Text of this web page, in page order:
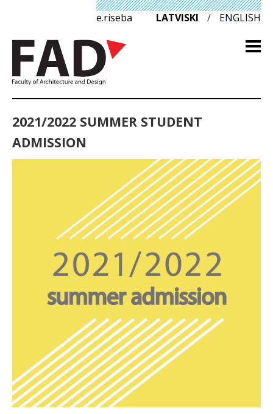
e.riseba LATVISKI / ENGLISH
2021/2022 SUMMER STUDENT
ADMISSION